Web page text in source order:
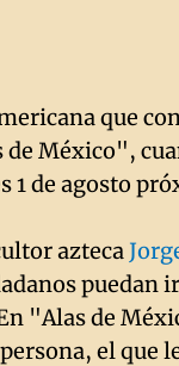
que
México",
1 de agosto
azteca
puedan
"Alas de
el que